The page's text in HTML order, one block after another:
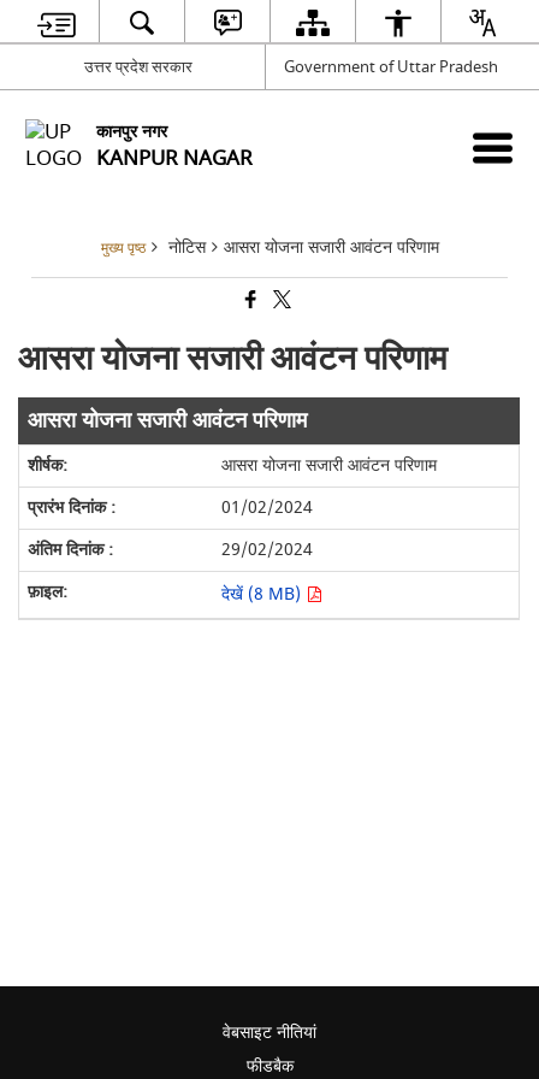
उत्तर प्रदेश सरकार Government of Uttar Pradesh
कानपुर नगर
KANPUR NAGAR
मुख्य पृष्ठ नोटिस आसरा योजना सजारी आवंटन परिणाम
आसरा योजना सजारी आवंटन परिणाम
आसरा योजना सजारी आवंटन परिणाम
आसरा योजना सजारी आवंटन परिणाम
01/02/2024
29/02/2024
देखें (8 MB)
वेबसाइट नीतियां
फीडबैक